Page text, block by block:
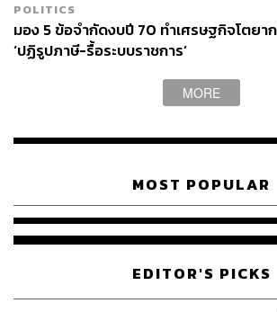
POLITICS
มอง 5 ข้อจำกัดงบปี 70 ทำเศรษฐกิจโตยา
‘ปฏิรูปภาษี-รื้อระบบราชการ’
MORE
MOST POPULAR
EDITOR'S PICKS